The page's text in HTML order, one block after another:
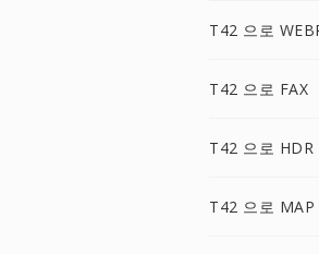
T42 으로
T42 으로 FAX
T42 으로 HDR
T42 으로 MAP